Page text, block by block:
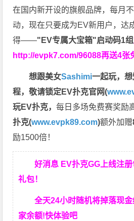
在国内新开设的旗舰品牌，每月
动，现在只要成为EV新用户，达
得——"EV专属大宝箱"启动码1组
http://evpk7.com/96088再送4张
想跟美女Sashimi一起玩，
程，敬请锁定EV扑克官网(
玩EV扑克，每日多场免费赛奖励
扑克(www.evpk89.com)额外加赠
励1500倍！
好消息 EV扑克GG上线注
礼包！
全天24小时随机将掉落现
家余额!快体验吧